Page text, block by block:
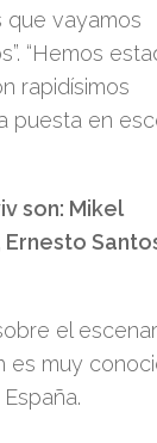
que vayamos
“Hemos
rapidísimos
puesta en
son: Mikel
Ernesto
el
es muy